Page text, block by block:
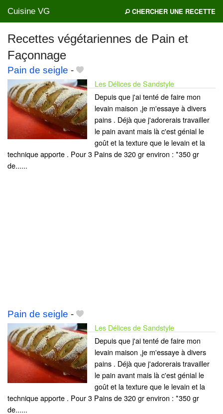
Cuisine VG CHERCHER UNE RECETTE
Mes blogs préférés
Recettes végétariennes de Pain et
Façonnage
Pain de seigle -
Les Délices de Sandstyle
Depuis que j'ai tenté de faire mon
levain maison ,je m'essaye à divers
pains . Déjà que j'adorerais travailler
le pain avant mais là c'est génial le
goût et la texture que le levain et la
technique apporte . Pour 3 Pains de 320 gr environ : *350 gr
de......
Pain de seigle -
Les Délices de Sandstyle
Depuis que j'ai tenté de faire mon
levain maison ,je m'essaye à divers
pains . Déjà que j'adorerais travailler
le pain avant mais là c'est génial le
goût et la texture que le levain et la
technique apporte . Pour 3 Pains de 320 gr environ : *350 gr
de......